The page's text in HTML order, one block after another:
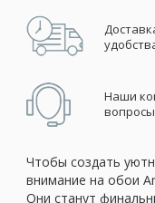
Наши
вопросы
Чтобы создать
внимание на обои
Они станут